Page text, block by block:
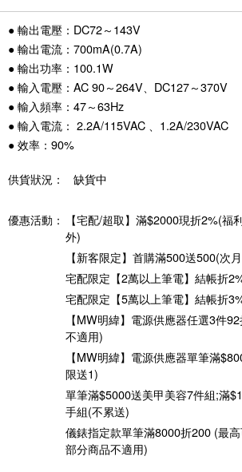
● 輸出電壓：DC72～143V
● 輸出電流：700mA(0.7A)
● 輸出功率：100.1W
● 輸入電壓：AC 90～264V、DC127～370V
● 輸入頻率：47～63Hz
● 輸入電流： 2.2A/115VAC 、1.2A/230VAC
● 效率：90%
供貨狀況： 缺貨中
優惠活動：
【宅配/超取】滿$2000現折2%(福
外)
【新客限定】首購滿500送500(次
宅配限定【2萬以上筆電】結帳折
宅配限定【5萬以上筆電】結帳折
【MW明緯】電源供應器任選3件
不適用)
【MW明緯】電源供應器單筆滿
限送1)
單筆滿$5000送美甲美容7件組;滿
手組(不累送)
儀錶指定款單筆滿8000折200 (最
部分商品不適用)